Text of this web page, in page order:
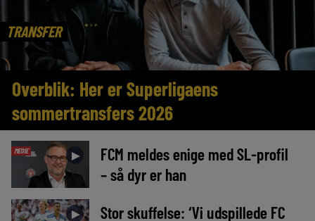
TRANSFER
Overblik: Her er Superligaens
sommertransfers 2026
MEDIE ►
FCM meldes enige med SL-profil
– så dyr er han
►
Stor skuffelse: ‘Vi udspillede FC